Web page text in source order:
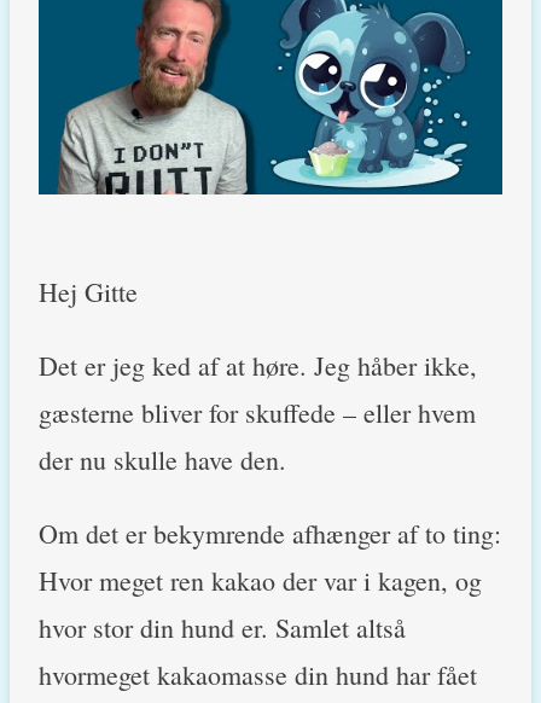
Hej Gitte
Det er jeg ked af at høre. Jeg håber ikke,
gæsterne bliver for skuffede – eller hvem
der nu skulle have den.
Om det er bekymrende afhænger af to ting:
Hvor meget ren kakao der var i kagen, og
hvor stor din hund er. Samlet altså
hvormeget kakaomasse din hund har fået